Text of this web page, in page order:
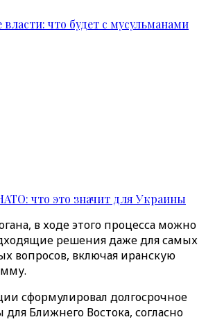
что будет с мусульманами
что это значит для Украины
в ходе этого процесса можно
решения даже для самых
вопросов, включая иранскую
сформулировал долгосрочное
Ближнего Востока, согласно